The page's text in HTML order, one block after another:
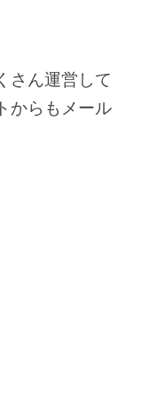
さん運営して
からもメール